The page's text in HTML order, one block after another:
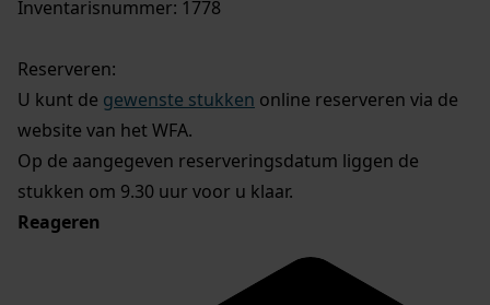
Inventarisnummer: 1778
Reserveren:
U kunt de gewenste stukken online reserveren via de
website van het WFA.
Op de aangegeven reserveringsdatum liggen de
stukken om 9.30 uur voor u klaar.
Reageren